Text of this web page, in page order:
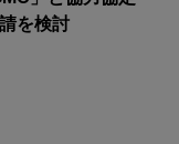
を検討